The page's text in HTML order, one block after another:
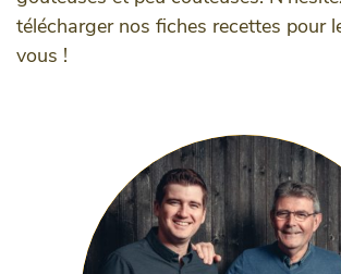
télécharger nos fiches recettes pour
vous !